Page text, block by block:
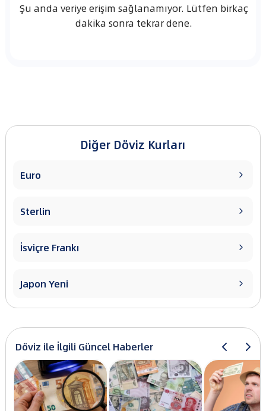
Şu anda veriye erişim sağlanamıyor. Lütfen birkaç
dakika sonra tekrar dene.
Diğer Döviz Kurları
Euro 
Sterlin 
İsviçre Frankı 
Japon Yeni 
Döviz ile İlgili Güncel Haberler